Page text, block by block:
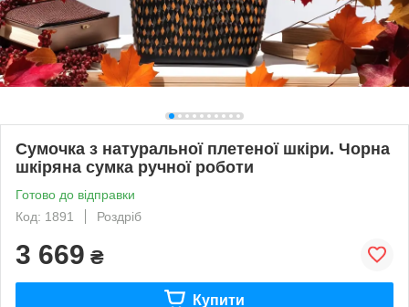
Сумочка з натуральної плетеної шкіри. Чорна
шкіряна сумка ручної роботи
Готово до відправки
Код: 1891
Роздріб
3 669 ₴
Купити